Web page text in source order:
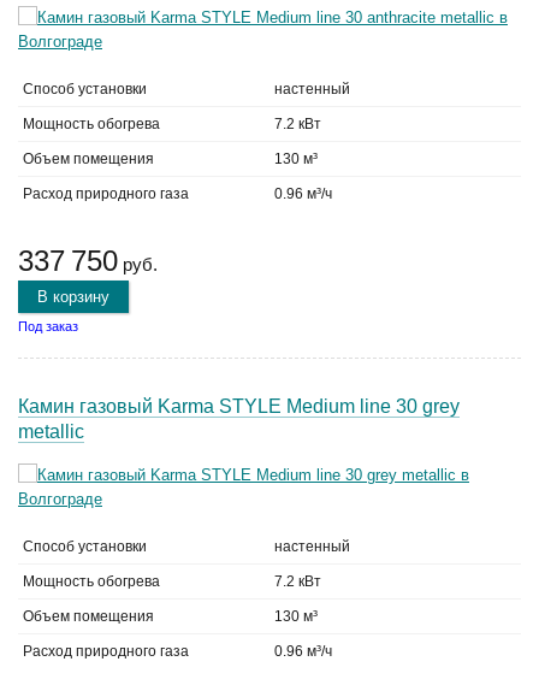
Способ установки настенный
Мощность обогрева 7.2 кВт
Объем помещения 130 м³
Расход природного газа 0.96 м³/ч
337 750 руб.
В корзину
Под заказ
Камин газовый Karma STYLE Medium line 30 grey
metallic
Способ установки настенный
Мощность обогрева 7.2 кВт
Объем помещения 130 м³
Расход природного газа 0.96 м³/ч